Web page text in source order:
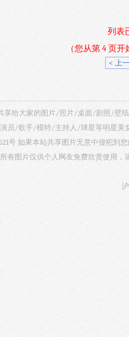
列表
（您从第 4 页
< 上
享给大家的图片/照片/桌面/剧照/壁
员/歌手/模特/主持人/球星等明星美
号 如果本站共享图片无意中侵犯到
有图片仅供个人网友免费欣赏使用